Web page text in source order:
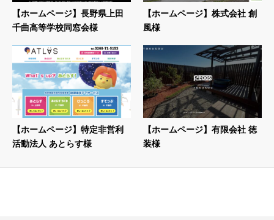
【ホームページ】長野県上田
千曲高等学校同窓会様
【ホームページ】株式会社 創
風様
【ホームページ】特定非営利
活動法人 あとらす様
【ホームページ】有限会社 徳
装様